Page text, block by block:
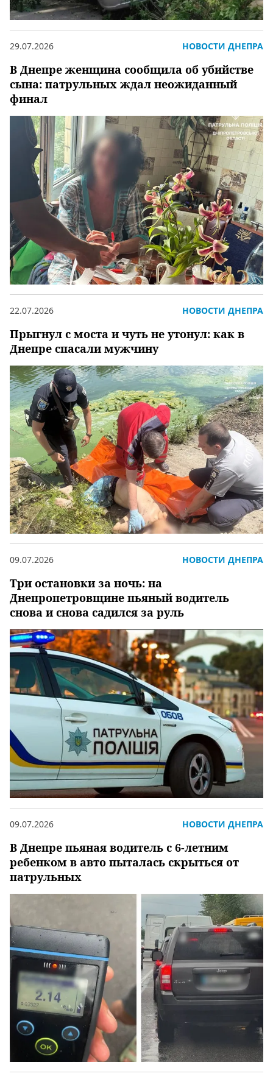
В Днепре женщина сообщила об убийстве
сына: патрульных ждал неожиданный
финал
29.07.2026 НОВОСТИ ДНЕПРА
Прыгнул с моста и чуть не утонул: как в
Днепре спасали мужчину
22.07.2026 НОВОСТИ ДНЕПРА
Три остановки за ночь: на
Днепропетровщине пьяный водитель
снова и снова садился за руль
09.07.2026 НОВОСТИ ДНЕПРА
В Днепре пьяная водитель с 6-летним
ребенком в авто пыталась скрыться от
патрульных
09.07.2026 НОВОСТИ ДНЕПРА